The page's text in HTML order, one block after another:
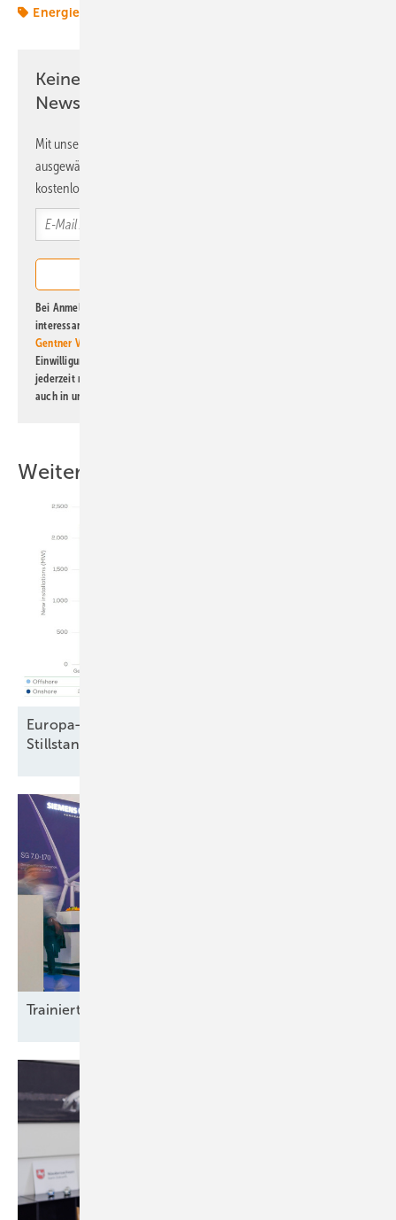
Energiemarkt
Keine Zeit? Kein Problem mit dem ERE
Newsletter!
Mit unserem Newsletter erhalten Sie regelmäßig von uns
ausgewählte Informationen und Neuigkeiten, gebündelt und
kostenlos direkt ins Postfach.
Bei Anmeldung zu diesem Newsletter bin ich damit einverstanden, über
interessante Verlags- und Online-Angebote
Gentner Verlag GmbH & Co. KG
Einwilligung kann ich jederzeit widerrufen und eine Abmeldung ist
jederzeit möglich. Informationen zum Umgang mit Daten finden Sie
auch in unserer
Weitere Inhalte
Europa-Windparkbau auf Vorjahresniveau –
Stillstand in Frankreich und
Trainierte